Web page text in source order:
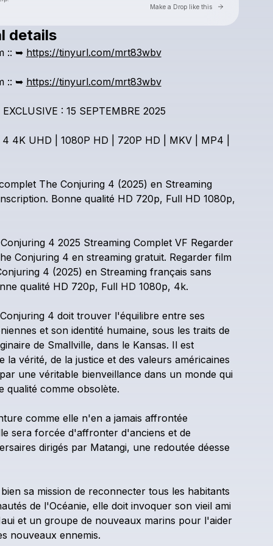
Make a Drop like this Go to
Check your texts
details
:: ➥ https://tinyurl.com/mrt83wbv
:: ➥ https://tinyurl.com/mrt83wbv
EXCLUSIVE : 15 SEPTEMBRE 2025
4 4K UHD 1080P HD 720P HD MKV MP4
The Conjuring 4 (2025) en Streaming
Bonne qualité HD 720p, Full HD 1080p,
Conjuring 4 2025 Streaming Complet VF Regarder
Conjuring 4 en streaming gratuit. Regarder film
4 (2025) en Streaming français sans
qualité HD 720p, Full HD 1080p, 4k.
Conjuring 4 doit trouver l'équilibre entre ses
et son identité humaine, sous les traits de
de Smallville, dans le Kansas. Il est
la vérité, de la justice et des valeurs américaines
une véritable bienveillance dans un monde qui
qualité comme obsolète.
comme elle n'en a jamais affrontée
sera forcée d'affronter d'anciens et de
dirigés par Matangi, une redoutée déesse
bien sa mission de reconnecter tous les habitants
de l'Océanie, elle doit invoquer son vieil ami
et un groupe de nouveaux marins pour l'aider
nouveaux ennemis.